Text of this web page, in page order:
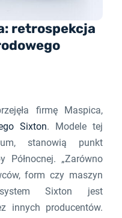
retrospekcja
firmę Maspica,
Sixton. Modele tej
stanowią punkt
Północnej. „Zarówno
form czy maszyn
Sixton jest
innych producentów.